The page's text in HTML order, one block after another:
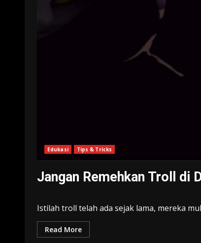
Edukasi Tips & Tricks
Jangan Remehkan Troll di
Istilah troll telah ada sejak lama, mereka
Read More